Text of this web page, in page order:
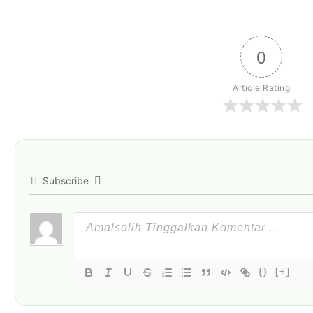
0
Article Rating
Subscribe
{} [+]